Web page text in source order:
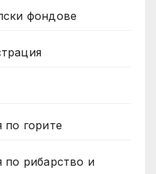
фондове
по горите
по рибарство и